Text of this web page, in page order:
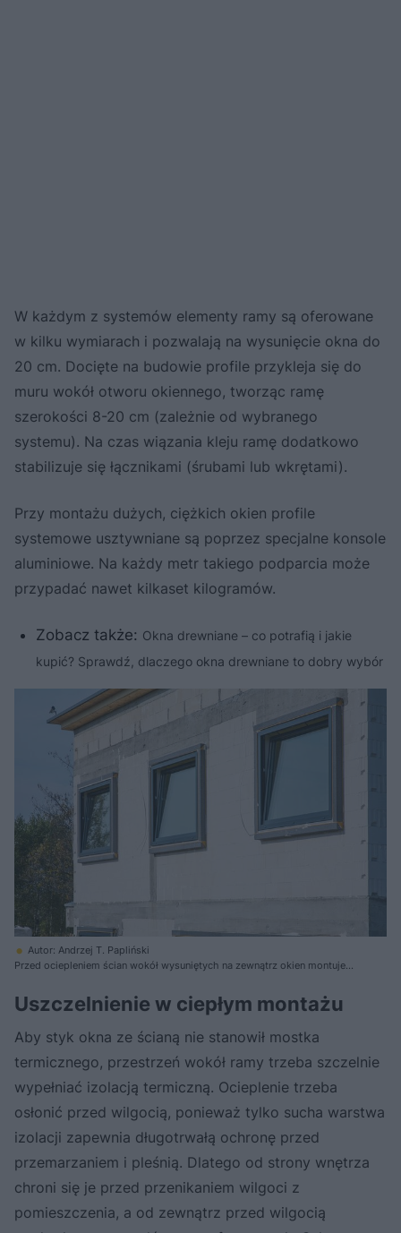
W każdym z systemów elementy ramy są oferowane
w kilku wymiarach i pozwalają na wysunięcie okna do
20 cm. Docięte na budowie profile przykleja się do
muru wokół otwo­ru okiennego, tworząc ramę
szerokości 8-20 cm (zależnie od wybranego
systemu). Na czas wiązania kleju ramę dodatkowo
stabilizuje się łącznikami (śrubami lub wkrętami).
Przy montażu dużych, ciężkich okien profile
systemowe usztywniane są poprzez specjalne konsole
aluminiowe. Na każdy metr takiego podparcia może
przypadać nawet kilkaset kilogramów.
Zobacz także: Okna drewniane – co potrafią i jakie
kupić? Sprawdź, dlaczego okna drewniane to dobry wybór
Autor: Andrzej T. Papliński
Przed ociepleniem ścian wokół wysuniętych na zewnątrz okien montuje
Uszczelnienie w ciepłym montażu
Aby styk okna ze ścianą nie stanowił mostka
termicznego, przestrzeń wokół ramy trzeba szczelnie
wypełniać izolacją termiczną. Ocieplenie trzeba
osłonić przed wilgocią, ponieważ tylko sucha warstwa
izolacji zapewnia długotrwałą ochronę przed
przemarzaniem i pleśnią. Dlatego od strony wnętrza
chroni się je przed przenikaniem wilgoci z
pomieszczenia, a od zewnątrz przed wilgocią